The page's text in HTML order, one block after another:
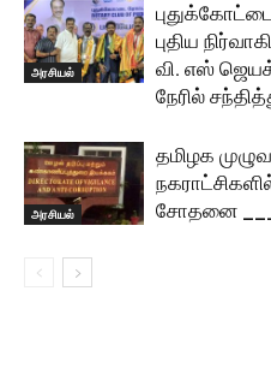
அரசியல்
புதிய
வி. எஸ்
நேரில்
அரசியல்
தமிழக
சோதனை